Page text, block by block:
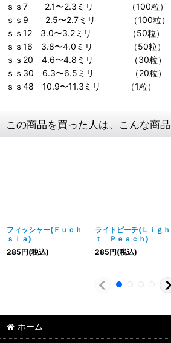
ｓｓ7 2.1〜2.3ミリ （100粒）
ｓｓ9 2.5〜2.7ミリ （100粒）
ｓｓ12 3.0〜3.2ミリ （50粒）
ｓｓ16 3.8〜4.0ミリ （50粒）
ｓｓ20 4.6〜4.8ミリ （30粒）
ｓｓ30 6.3〜6.5ミリ （20粒）
ｓｓ48 10.9〜11.3ミリ （1粒）
この商品を買った人は、こんな商
フィッシャー(Ｆｕｃｈ
ｓｉａ)
285円(税込)
ライトピーチ(Ｌｉｇｈ
ｔ Ｐｅａｃｈ)
285円(税込)
ホーム